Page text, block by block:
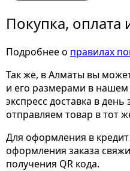
Покупка, оплата
Подробнее о правилах
Так же, в Алматы вы
и его размерами в нашем
экспресс доставка в день
отправляем товар в тот
Для оформления в кредит
оформления заказа
получения QR кода.